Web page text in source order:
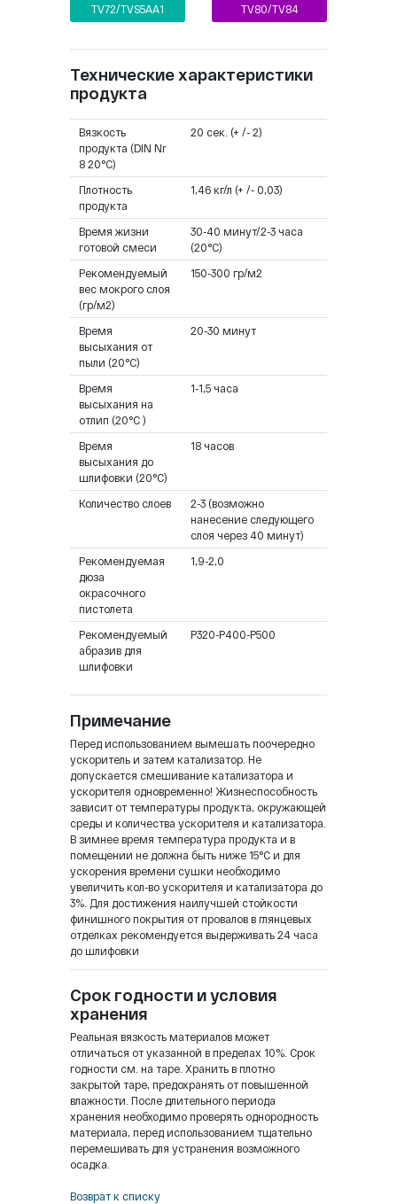
TV72/TVS5AA1 TV80/TV84
Технические характеристики
продукта
Вязкость
продукта (DIN Nr
8 20°C)
20 сек. (+ /- 2)
Плотность
продукта
1,46 кг/л (+ /- 0,03)
Время жизни
готовой смеси
30-40 минут/2-3 часа
(20°C)
Рекомендуемый
вес мокрого слоя
(гр/м2)
150-300 гр/м2
Время
высыхания от
пыли (20°C)
20-30 минут
Время
высыхания на
отлип (20°C )
1-1,5 часа
Время
высыхания до
шлифовки (20°C)
18 часов
Количество слоев
2-3 (возможно
нанесение следующего
слоя через 40 минут)
Рекомендуемая
дюза
окрасочного
пистолета
1,9-2,0
Рекомендуемый
абразив для
шлифовки
Р320-Р400-Р500
Примечание
Перед использованием вымешать поочередно
ускоритель и затем катализатор. Не
допускается смешивание катализатора и
ускорителя одновременно! Жизнеспособность
зависит от температуры продукта, окружающей
среды и количества ускорителя и катализатора.
В зимнее время температура продукта и в
помещении не должна быть ниже 15°C и для
ускорения времени сушки необходимо
увеличить кол-во ускорителя и катализатора до
3%. Для достижения наилучшей стойкости
финишного покрытия от провалов в глянцевых
отделках рекомендуется выдерживать 24 часа
до шлифовки
Срок годности и условия
хранения
Реальная вязкость материалов может
отличаться от указанной в пределах 10%. Срок
годности см. на таре. Хранить в плотно
закрытой таре, предохранять от повышенной
влажности. После длительного периода
хранения необходимо проверять однородность
материала, перед использованием тщательно
перемешивать для устранения возможного
осадка.
Возврат к списку